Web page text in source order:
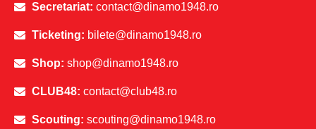
Secretariat: contact@dinamo1948.ro
Ticketing: bilete@dinamo1948.ro
Shop: shop@dinamo1948.ro
CLUB48: contact@club48.ro
Scouting: scouting@dinamo1948.ro